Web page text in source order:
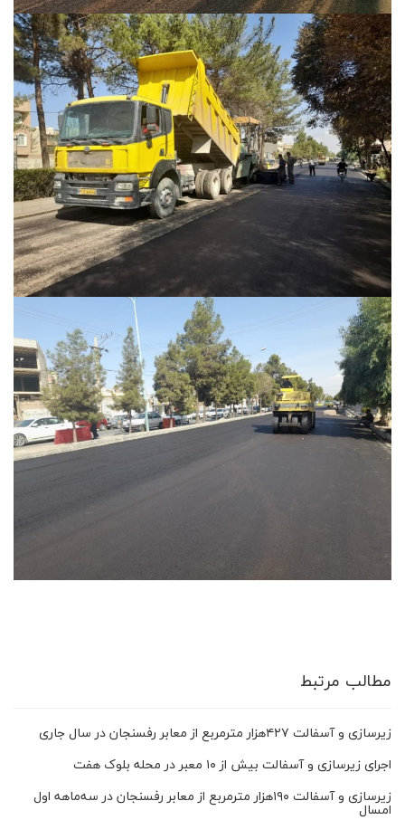
مطالب مرتبط
زیرسازی و آسفالت ۴۲۷‌هزار مترمربع از معابر رفسنجان در سال جاری
اجرای زیرسازی و آسفالت بیش از ۱۰ معبر در محله بلوک هفت
زیرسازی و آسفالت ۱۹۰‌هزار مترمربع از معابر رفسنجان در سه‌ماهه اول
امسال